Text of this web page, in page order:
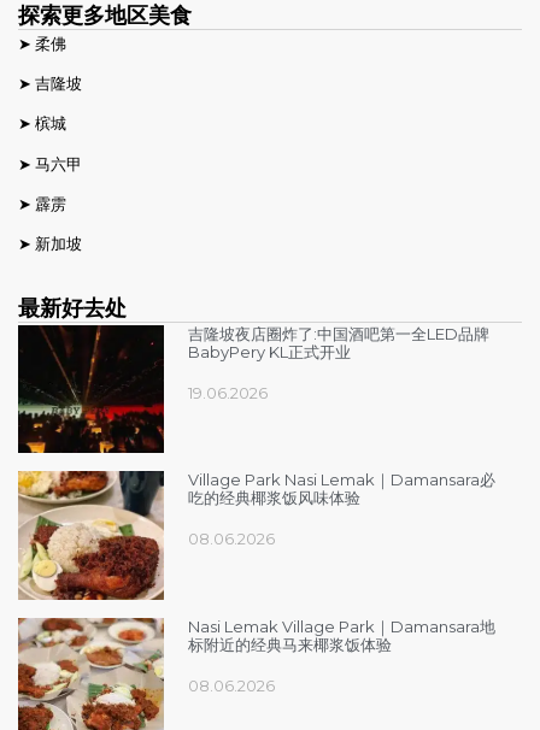
探索更多地区美食
最新好去处
吉隆坡夜店圈炸了:中国酒吧第一全LED品牌
BabyPery KL正式开业
19.06.2026
Village Park Nasi Lemak｜Damansara必
吃的经典椰浆饭风味体验
08.06.2026
Nasi Lemak Village Park｜Damansara地
标附近的经典马来椰浆饭体验
08.06.2026
➤ 柔佛
➤ 吉隆坡
➤ 槟城
➤ 马六甲
➤ 霹雳
➤ 新加坡